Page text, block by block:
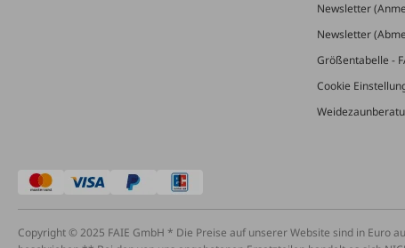
Newsletter
Newsletter
Größentabelle -
Cookie
Copyright © 2025 FAIE GmbH * Die Preise auf unserer Website sind in Euro